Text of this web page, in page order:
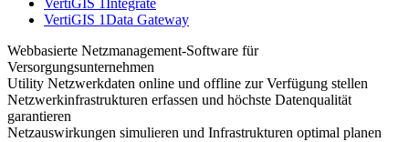
VertiGIS 1Integrate
VertiGIS 1Data Gateway
Webbasierte Netzmanagement-Software für
Versorgungsunternehmen
Utility Netzwerkdaten online und offline zur Verfügung stellen
Netzwerkinfrastrukturen erfassen und höchste Datenqualität
garantieren
Netzauswirkungen simulieren und Infrastrukturen optimal planen